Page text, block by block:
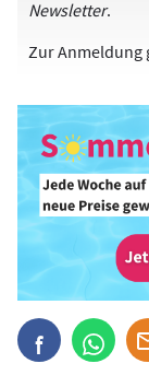
Newsletter.
Zur Anmeldung